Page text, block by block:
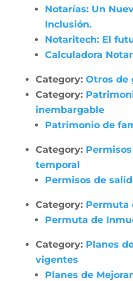
Notarías: Un
Inclusión.
Notaritech: El
Calculadora
Category: Otros de
Category:
inembargable
Patrimonio de
Category:
temporal
Permisos de
Category: Permuta
Permuta de
Category: Planes
vigentes
Planes de